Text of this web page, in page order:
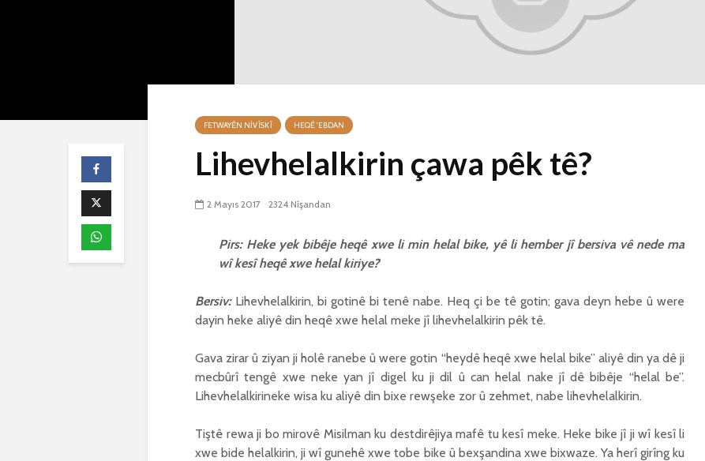
FETWAYÊN NIVÎSKÎ HEQÊ 'EBDAN
Lihevhelalkirin çawa pêk tê?
2 Mayıs 2017 2324 Nîşandan
Pirs: Heke yek bibêje heqê xwe li min helal bike, yê li hember jî bersiva vê nede ma
wî kesî heqê xwe helal kiriye?
Bersiv: Lihevhelalkirin, bi gotinê bi tenê nabe. Heq çi be tê gotin; gava deyn hebe û were
dayin heke aliyê din heqê xwe helal meke jî lihevhelalkirin pêk tê.
Gava zirar û ziyan ji holê ranebe û were gotin “heydê heqê xwe helal bike” aliyê din ya dê ji
mecbûrî tengê xwe neke yan jî digel ku ji dil û can helal nake jî dê bibêje “helal be”.
Lihevhelalkirineke wisa ku aliyê din bixe rewşeke zor û zehmet, nabe lihevhelalkirin.
Tiştê rewa ji bo mirovê Misilman ku destdirêjiya mafê tu kesî meke. Heke bike jî ji wî kesî li
xwe bide helalkirin, ji wî gunehê xwe tobe bike û bexşandina xwe bixwaze. Ya herî girîng ku